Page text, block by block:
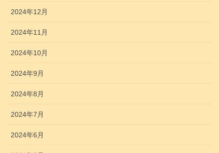
2024年12月
2024年11月
2024年10月
2024年9月
2024年8月
2024年7月
2024年6月